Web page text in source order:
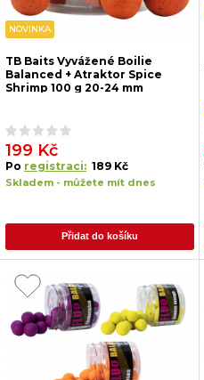
NOVINKA
TB Baits Vyvážené Boilie
Balanced + Atraktor Spice
Shrimp 100 g 20-24 mm
199 Kč
Po registraci: 189 Kč
Skladem - můžete mít dnes
Přidat do košíku